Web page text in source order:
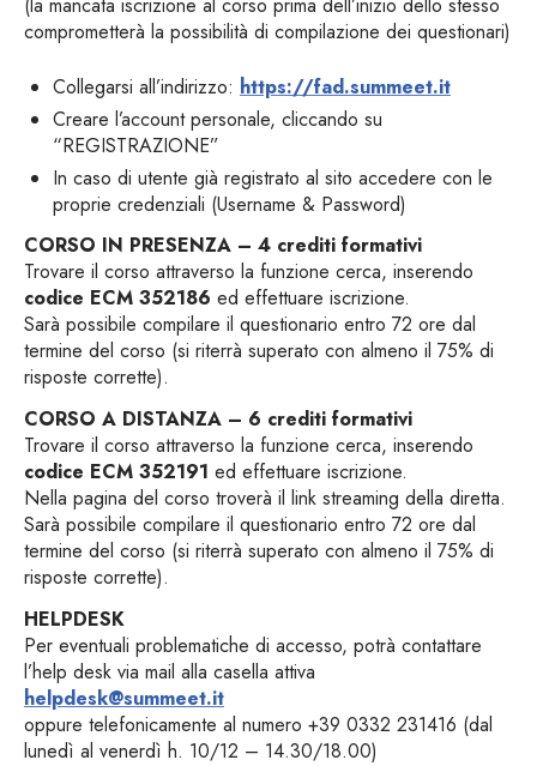
comprometterà la possibilità di compilazione dei questionari)
Collegarsi all’indirizzo: https://fad.summeet.it
Creare l’account personale, cliccando su
“REGISTRAZIONE”
In caso di utente già registrato al sito accedere con le
proprie credenziali (Username & Password)
CORSO IN PRESENZA – 4 crediti formativi
Trovare il corso attraverso la funzione cerca, inserendo
codice ECM 352186 ed effettuare iscrizione.
Sarà possibile compilare il questionario entro 72 ore dal
termine del corso (si riterrà superato con almeno il 75% di
risposte corrette).
CORSO A DISTANZA – 6 crediti formativi
Trovare il corso attraverso la funzione cerca, inserendo
codice ECM 352191 ed effettuare iscrizione.
Nella pagina del corso troverà il link streaming della diretta.
Sarà possibile compilare il questionario entro 72 ore dal
termine del corso (si riterrà superato con almeno il 75% di
risposte corrette).
HELPDESK
Per eventuali problematiche di accesso, potrà contattare
l’help desk via mail alla casella attiva
helpdesk@summeet.it
oppure telefonicamente al numero +39 0332 231416 (dal
lunedì al venerdì h. 10/12 – 14.30/18.00)